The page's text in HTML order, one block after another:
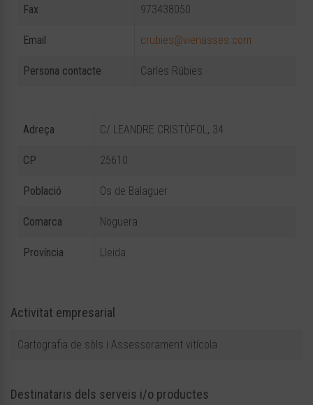
Fax 973438050
Email crubies@vienasses.com
Persona contacte Carles Rúbies
Adreça C/ LEANDRE CRISTÒFOL, 34
CP 25610
Població Os de Balaguer
Comarca Noguera
Província Lleida
Activitat empresarial
Cartografia de sòls i Assessorament vitícola
Destinataris dels serveis i/o productes